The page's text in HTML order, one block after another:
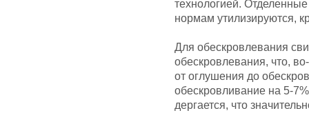
технологией.
нормам утилизируются,
Для обескровлевания
обескровлевания, что,
от оглушения до
обескровливание на 5-
дергается, что